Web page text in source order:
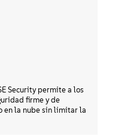
Security permite a los
firme y de
en la nube sin limitar la